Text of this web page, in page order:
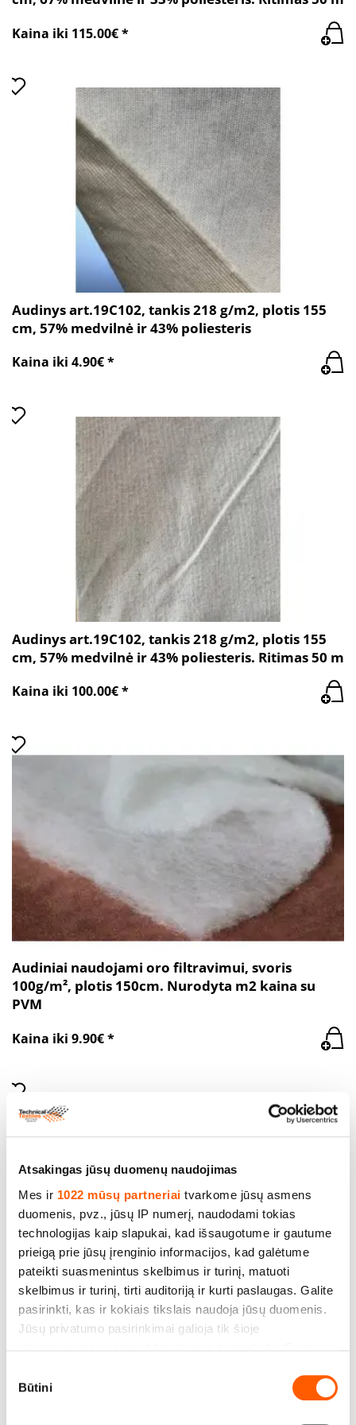
Atsakingas jūsų duomenų naudojimas
Mes ir 1022 mūsų partneriai tvarkome jūsų asmens
duomenis, pvz., jūsų IP numerį, naudodami tokias
technologijas kaip slapukai, kad išsaugotume ir gautume
prieigą prie jūsų įrenginio informacijos, kad galėtume
pateikti suasmenintus skelbimus ir turinį, matuoti
skelbimus ir turinį, tirti auditoriją ir kurti paslaugas. Galite
pasirinkti, kas ir kokiais tikslais naudoja jūsų duomenis.
Jūsų privatumo pasirinkimai galioja tik šioje
nuorodą į poraštę arba piktogramą „Privatumo trigeris“.
pasirinkimas
Būtini
Kaina iki 115.00€ *
Audinys art.19C102, tankis 218 g/m2, plotis 155
cm, 57% medvilnė ir 43% poliesteris
Kaina iki 4.90€ *
Audinys art.19C102, tankis 218 g/m2, plotis 155
cm, 57% medvilnė ir 43% poliesteris. Ritimas 50 m
Kaina iki 100.00€ *
Audiniai naudojami oro filtravimui, svoris
100g/m², plotis 150cm. Nurodyta m2 kaina su
PVM
Kaina iki 9.90€ *
Audiniai naudojami oro filtravimui, svoris
150g/m², plotis 150cm. Nurodyta m² kaina su
Kaina iki 10.20€ *